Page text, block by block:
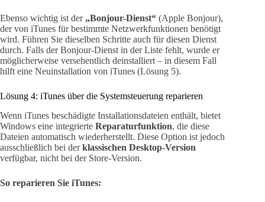
Ebenso wichtig ist der „Bonjour-Dienst“ (Apple Bonjour),
der von iTunes für bestimmte Netzwerkfunktionen benötigt
wird. Führen Sie dieselben Schritte auch für diesen Dienst
durch. Falls der Bonjour-Dienst in der Liste fehlt, wurde er
möglicherweise versehentlich deinstalliert – in diesem Fall
hilft eine Neuinstallation von iTunes (Lösung 5).
Lösung 4: iTunes über die Systemsteuerung reparieren
Wenn iTunes beschädigte Installationsdateien enthält, bietet
Windows eine integrierte Reparaturfunktion, die diese
Dateien automatisch wiederherstellt. Diese Option ist jedoch
ausschließlich bei derklassischen Desktop-Version
verfügbar, nicht bei der Store-Version.
So reparieren Sie iTunes: